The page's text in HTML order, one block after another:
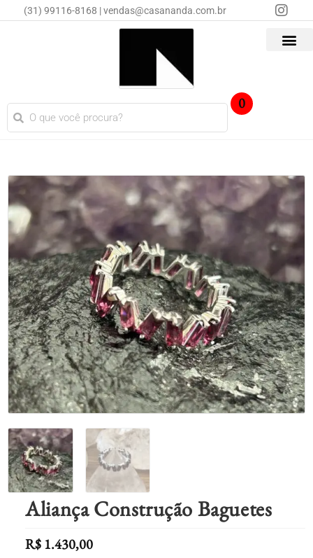
(31) 99116-8168 | vendas@casananda.com.br
0
Aliança Construção Baguetes
R$ 1.430,00